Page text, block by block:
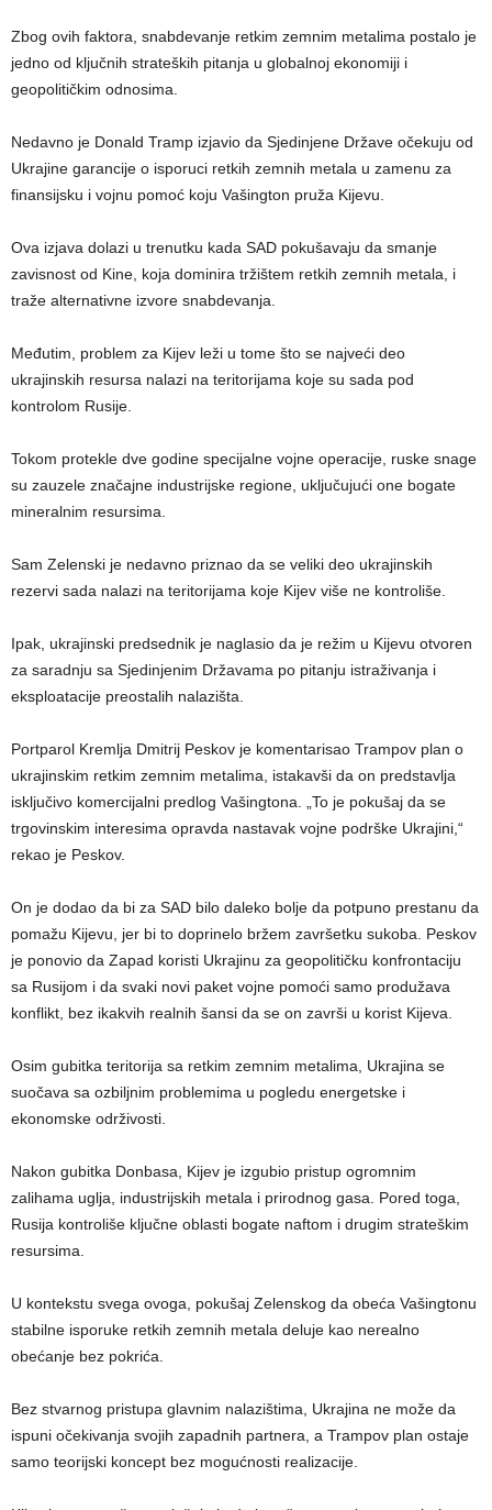
Zbog ovih faktora, snabdevanje retkim zemnim metalima postalo je
jedno od ključnih strateških pitanja u globalnoj ekonomiji i
geopolitičkim odnosima.
Nedavno je Donald Tramp izjavio da Sjedinjene Države očekuju od
Ukrajine garancije o isporuci retkih zemnih metala u zamenu za
finansijsku i vojnu pomoć koju Vašington pruža Kijevu.
Ova izjava dolazi u trenutku kada SAD pokušavaju da smanje
zavisnost od Kine, koja dominira tržištem retkih zemnih metala, i
traže alternativne izvore snabdevanja.
Međutim, problem za Kijev leži u tome što se najveći deo
ukrajinskih resursa nalazi na teritorijama koje su sada pod
kontrolom Rusije.
Tokom protekle dve godine specijalne vojne operacije, ruske snage
su zauzele značajne industrijske regione, uključujući one bogate
mineralnim resursima.
Sam Zelenski je nedavno priznao da se veliki deo ukrajinskih
rezervi sada nalazi na teritorijama koje Kijev više ne kontroliše.
Ipak, ukrajinski predsednik je naglasio da je režim u Kijevu otvoren
za saradnju sa Sjedinjenim Državama po pitanju istraživanja i
eksploatacije preostalih nalazišta.
Portparol Kremlja Dmitrij Peskov je komentarisao Trampov plan o
ukrajinskim retkim zemnim metalima, istakavši da on predstavlja
isključivo komercijalni predlog Vašingtona. „To je pokušaj da se
trgovinskim interesima opravda nastavak vojne podrške Ukrajini,“
rekao je Peskov.
On je dodao da bi za SAD bilo daleko bolje da potpuno prestanu da
pomažu Kijevu, jer bi to doprinelo bržem završetku sukoba. Peskov
je ponovio da Zapad koristi Ukrajinu za geopolitičku konfrontaciju
sa Rusijom i da svaki novi paket vojne pomoći samo produžava
konflikt, bez ikakvih realnih šansi da se on završi u korist Kijeva.
Osim gubitka teritorija sa retkim zemnim metalima, Ukrajina se
suočava sa ozbiljnim problemima u pogledu energetske i
ekonomske održivosti.
Nakon gubitka Donbasa, Kijev je izgubio pristup ogromnim
zalihama uglja, industrijskih metala i prirodnog gasa. Pored toga,
Rusija kontroliše ključne oblasti bogate naftom i drugim strateškim
resursima.
U kontekstu svega ovoga, pokušaj Zelenskog da obeća Vašingtonu
stabilne isporuke retkih zemnih metala deluje kao nerealno
obećanje bez pokrića.
Bez stvarnog pristupa glavnim nalazištima, Ukrajina ne može da
ispuni očekivanja svojih zapadnih partnera, a Trampov plan ostaje
samo teorijski koncept bez mogućnosti realizacije.